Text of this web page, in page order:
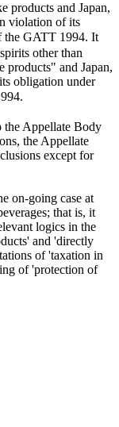
products and Japan,
violation of its
the GATT 1994. It
other than
products" and Japan,
obligation under
the Appellate Body
the Appellate
except for
on-going case at
that is, it
logics in the
and 'directly
of 'taxation in
of 'protection of